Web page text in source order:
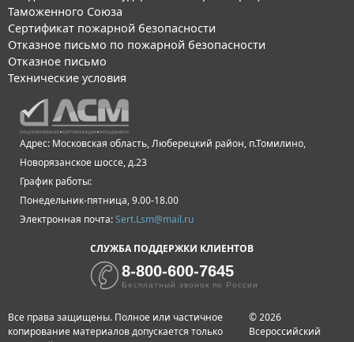
Таможенного Союза
Сертификат пожарной безопасности
Отказное письмо по пожарной безопасности
Отказное письмо
Технические условия
Адрес: Московская область, Люберецкий район, п.Томилино,
Новорязанское шоссе, д.23
График работы:
Понедельник-пятница, 9.00-18.00
Электронная почта:Sert.Lsm@mail.ru
СЛУЖБА ПОДДЕРЖКИ КЛИЕНТОВ
8-800-600-7645
Бесплатный звонок по России
Все права защищены. Полное или частичное
копирование материалов допускается только
© 2026
Всероссийский